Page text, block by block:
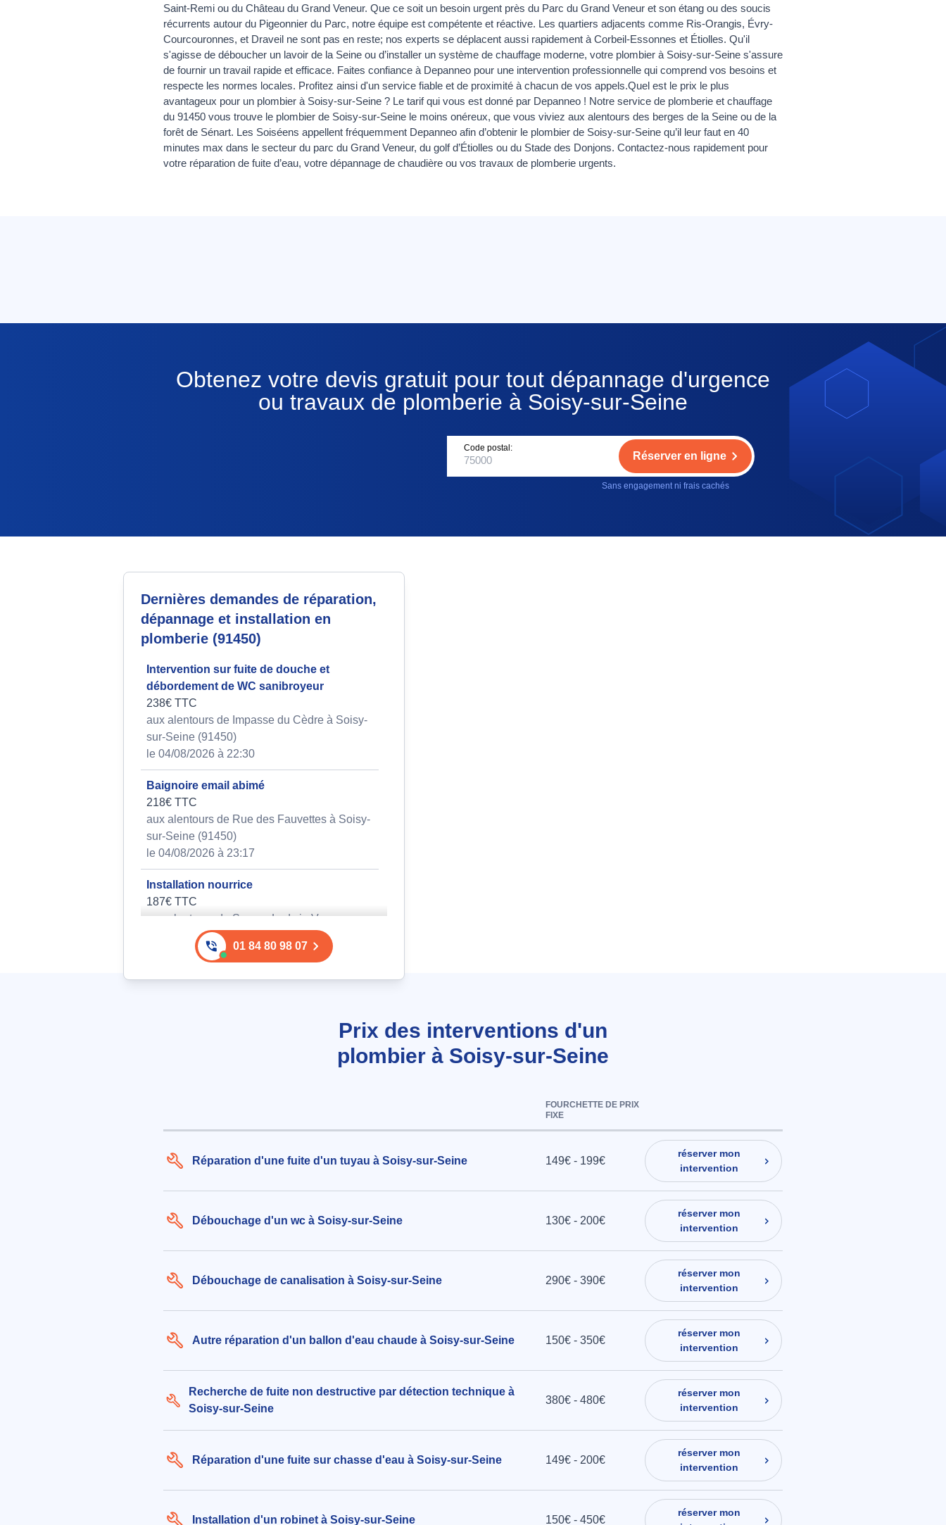
Saint-Remi ou du Château du Grand Veneur. Que ce soit un besoin urgent près du Parc du Grand Veneur et son étang ou des soucis
récurrents autour du Pigeonnier du Parc, notre équipe est compétente et réactive. Les quartiers adjacents comme Ris-Orangis, Évry-
Courcouronnes, et Draveil ne sont pas en reste; nos experts se déplacent aussi rapidement à Corbeil-Essonnes et Étiolles. Qu'il
s'agisse de déboucher un lavoir de la Seine ou d’installer un système de chauffage moderne, votre plombier à Soisy-sur-Seine s'assure
de fournir un travail rapide et efficace. Faites confiance à Depanneo pour une intervention professionnelle qui comprend vos besoins et
respecte les normes locales. Profitez ainsi d'un service fiable et de proximité à chacun de vos appels.Quel est le prix le plus
avantageux pour un plombier à Soisy-sur-Seine ? Le tarif qui vous est donné par Depanneo ! Notre service de plomberie et chauffage
du 91450 vous trouve le plombier de Soisy-sur-Seine le moins onéreux, que vous viviez aux alentours des berges de la Seine ou de la
forêt de Sénart. Les Soiséens appellent fréquemment Depanneo afin d’obtenir le plombier de Soisy-sur-Seine qu’il leur faut en 40
minutes max dans le secteur du parc du Grand Veneur, du golf d’Étiolles ou du Stade des Donjons. Contactez-nous rapidement pour
votre réparation de fuite d’eau, votre dépannage de chaudière ou vos travaux de plomberie urgents.
Obtenez votre devis gratuit pour tout dépannage d'urgence
ou travaux de plomberie à Soisy-sur-Seine
Code postal:
Réserver en ligne
Sans engagement ni frais cachés
Dernières demandes de réparation,
dépannage et installation en
plomberie (91450)
Intervention sur fuite de douche et
débordement de WC sanibroyeur
238€ TTC
aux alentours de Impasse du Cèdre à Soisy-
sur-Seine (91450)
le 04/08/2026 à 22:30
Baignoire email abimé
218€ TTC
aux alentours de Rue des Fauvettes à Soisy-
sur-Seine (91450)
le 04/08/2026 à 23:17
Installation nourrice
187€ TTC
aux alentours de Square Ludwig Van
Beethoven à Soisy-sur-Seine (91450)
le 06/08/2026 à 21:38
Réparation de fuite sur tuyau en PVC bleu
aux alentours de Allée de l’Orangerie à
01 84 80 98 07
Prix des interventions d'un
plombier à Soisy-sur-Seine
FOURCHETTE DE PRIX
FIXE
Réparation d'une fuite d'un tuyau à Soisy-sur-Seine 149€ - 199€
réserver mon
intervention
Débouchage d'un wc à Soisy-sur-Seine 130€ - 200€
réserver mon
intervention
Débouchage de canalisation à Soisy-sur-Seine 290€ - 390€
réserver mon
intervention
Autre réparation d'un ballon d'eau chaude à Soisy-sur-Seine 150€ - 350€
réserver mon
intervention
Recherche de fuite non destructive par détection technique à
Soisy-sur-Seine
380€ - 480€
réserver mon
intervention
Réparation d'une fuite sur chasse d'eau à Soisy-sur-Seine 149€ - 200€
réserver mon
intervention
Installation d'un robinet à Soisy-sur-Seine 150€ - 450€
réserver mon